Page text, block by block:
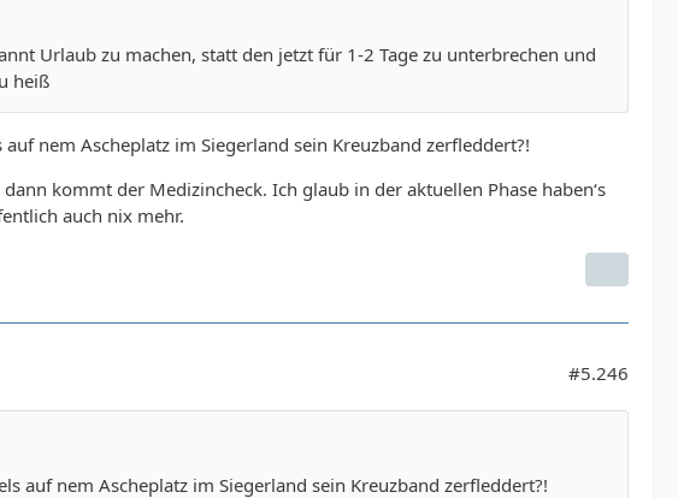
Urlaub zu machen, statt den jetzt für 1-2 Tage zu unterbrechen und
heiß
nem Ascheplatz im Siegerland sein Kreuzband zerfleddert?!
kommt der Medizincheck. Ich glaub in der aktuellen Phase haben‘s
auch nix mehr.
#5.246
auf nem Ascheplatz im Siegerland sein Kreuzband zerfleddert?!